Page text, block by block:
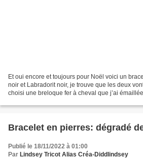
Et oui encore et toujours pour Noël voici un
noir et Labradorit noir, je trouve que les deux
choisi une breloque fer à cheval que j’ai
Bracelet en pierres: dégradé
Publié le 18/11/2022 à 01:00
Par Lindsey Tricot Alias Créa-Diddlindsey